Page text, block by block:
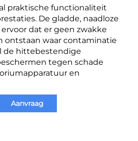
praktische functionaliteit
De gladde, naadloze
dat er geen zwakke
ontstaan waar contaminatie
de hittebestendige
tegen schade
en
Aanvraag